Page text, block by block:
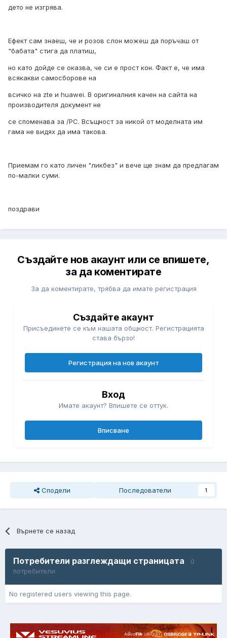
дето не изгрява.
Ефект сам знаеш, че и розов слон можеш да поръчаш от
"бабата" стига да платиш,
но като дойде се оказва, че си е прост кон. Факт е, че има
всякакви самосборове на
всичко на zte и huawei. В оригиналния качен на сайта на
производителя документ не
се споменава за /PC. Всъщност за никой от моделната им
гама не видях да има такова.
Приемам го като личен "ликбез" и вече ще знам да предлагам
по-малки суми.
поздрави
Създайте нов акаунт или се впишете,
за да коментирате
За да коментирате, трябва да имате регистрация
Създайте акаунт
Присъединете се към нашата общност. Регистрацията
става бързо!
Регистрация на нов акаунт
Вход
Имате акаунт? Впишете се оттук.
Вписване
Сподели Последователи 1
Върнете се назад
Потребители разглеждащи страницата
0
потребители
No registered users viewing this page.